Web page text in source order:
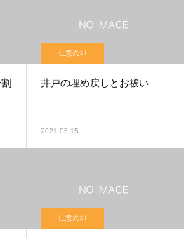
任意売却
井戸の埋め戻しとお祓い
2021.05.15
任意売却